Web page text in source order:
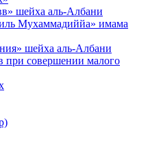
шейха аль-Албани
Мухаммадиййа» имама
шейха аль-Албани
при совершении малого